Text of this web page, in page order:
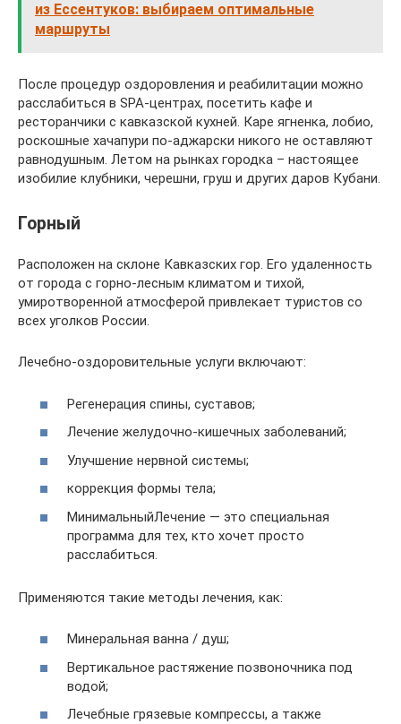
из Ессентуков: выбираем оптимальные
маршруты
После процедур оздоровления и реабилитации можно
расслабиться в SPA-центрах, посетить кафе и
ресторанчики с кавказской кухней. Каре ягненка, лобио,
роскошные хачапури по-аджарски никого не оставляют
равнодушным. Летом на рынках городка – настоящее
изобилие клубники, черешни, груш и других даров Кубани.
Горный
Расположен на склоне Кавказских гор. Его удаленность
от города с горно-лесным климатом и тихой,
умиротворенной атмосферой привлекает туристов со
всех уголков России.
Лечебно-оздоровительные услуги включают:
Регенерация спины, суставов;
Лечение желудочно-кишечных заболеваний;
Улучшение нервной системы;
коррекция формы тела;
МинимальныйЛечение — это специальная
программа для тех, кто хочет просто
расслабиться.
Применяются такие методы лечения, как:
Минеральная ванна / душ;
Вертикальное растяжение позвоночника под
водой;
Лечебные грязевые компрессы, а также